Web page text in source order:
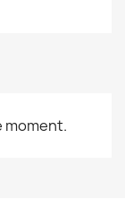
moment.